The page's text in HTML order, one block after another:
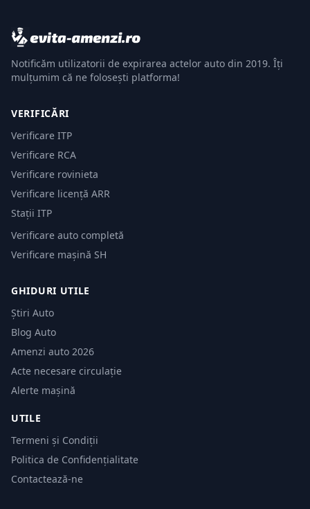
Notificăm utilizatorii de expirarea actelor auto din 2019. Îți
mulțumim că ne folosești platforma!
VERIFICĂRI
Verificare ITP
Verificare RCA
Verificare rovinieta
Verificare licență ARR
Stații ITP
Verificare auto completă
Verificare mașină SH
GHIDURI UTILE
Știri Auto
Blog Auto
Amenzi auto 2026
Acte necesare circulație
Alerte mașină
UTILE
Termeni și Condiții
Politica de Confidențialitate
Contactează-ne